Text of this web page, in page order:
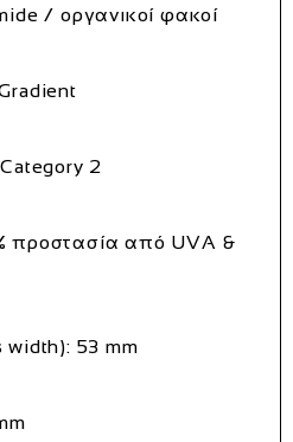
/ οργανικοί φακοί
2
προστασία από UVA &
53 mm